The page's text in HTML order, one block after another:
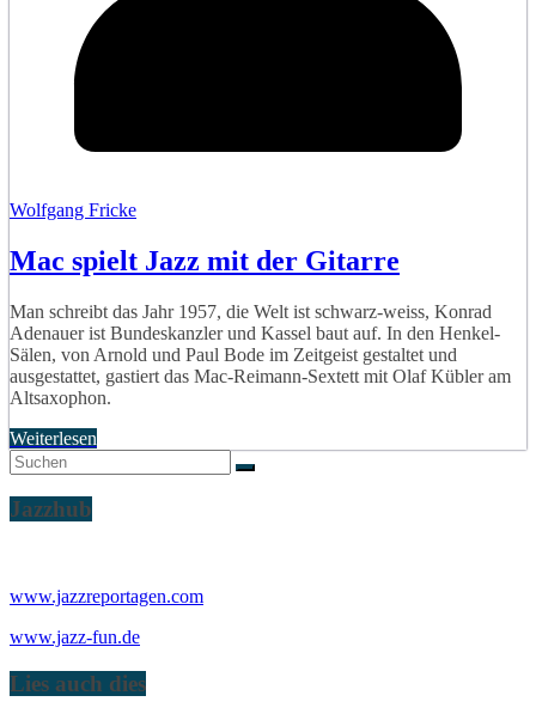
Wolfgang Fricke
Mac spielt Jazz mit der Gitarre
Man schreibt das Jahr 1957, die Welt ist schwarz-weiss, Konrad
Adenauer ist Bundeskanzler und Kassel baut auf. In den Henkel-
Sälen, von Arnold und Paul Bode im Zeitgeist gestaltet und
ausgestattet, gastiert das Mac-Reimann-Sextett mit Olaf Kübler am
Altsaxophon.
Weiterlesen
Jazzhub
www.jazzreportagen.com
www.jazz-fun.de
Lies auch dies